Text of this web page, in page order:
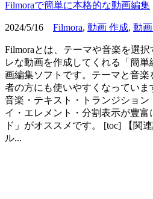
Filmoraで簡単に本格的な動画編集
2024/5/16 Filmora, 動画 作成, 動
Filmoraとは、テーマや音楽を選
レな動画を作成してくれる「簡
画編集ソフトです。テーマと音
者の方にも使いやすくなっていま
音楽・テキスト・トランジショ
イ・エレメント・分割表示が豊
ド」がオススメです。 [toc] 【関
ル...